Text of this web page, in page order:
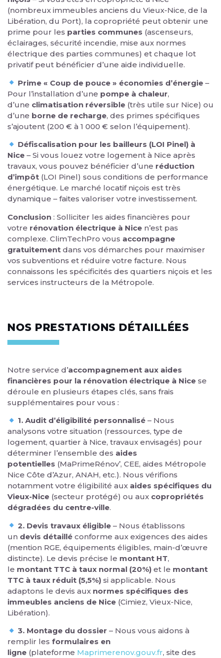
(nombreux immeubles anciens du Vieux-Nice, de la
Libération, du Port), la copropriété peut obtenir une
prime pour les parties communes (ascenseurs,
éclairages, sécurité incendie, mise aux normes
électrique des parties communes) et chaque lot
privatif peut bénéficier d’une aide individuelle.
Prime « Coup de pouce » économies d’énergie –
Pour l’installation d’une pompe à chaleur,
d’une climatisation réversible (très utile sur Nice) ou
d’une borne de recharge, des primes spécifiques
s’ajoutent (200 € à 1 000 € selon l’équipement).
Défiscalisation pour les bailleurs (LOI Pinel) à
Nice – Si vous louez votre logement à Nice après
travaux, vous pouvez bénéficier d’une réduction
d’impôt (LOI Pinel) sous conditions de performance
énergétique. Le marché locatif niçois est très
dynamique – faites valoriser votre investissement.
Conclusion : Solliciter les aides financières pour
votre rénovation électrique à Nice n’est pas
complexe. ClimTechPro vous accompagne
gratuitement dans vos démarches pour maximiser
vos subventions et réduire votre facture. Nous
connaissons les spécificités des quartiers niçois et les
services instructeurs de la Métropole.
NOS PRESTATIONS DÉTAILLÉES
Notre service d’accompagnement aux aides
financières pour la rénovation électrique à Nice se
déroule en plusieurs étapes clés, sans frais
supplémentaires pour vous :
1. Audit d’éligibilité personnalisé – Nous
analysons votre situation (ressources, type de
logement, quartier à Nice, travaux envisagés) pour
déterminer l’ensemble des aides
potentielles (MaPrimeRénov’, CEE, aides Métropole
Nice Côte d’Azur, ANAH, etc.). Nous vérifions
notamment votre éligibilité aux aides spécifiques du
Vieux-Nice (secteur protégé) ou aux copropriétés
dégradées du centre-ville.
2. Devis travaux éligible – Nous établissons
un devis détaillé conforme aux exigences des aides
(mention RGE, équipements éligibles, main-d’œuvre
distincte). Le devis précise le montant HT,
le montant TTC à taux normal (20%) et le montant
TTC à taux réduit (5,5%) si applicable. Nous
adaptons le devis aux normes spécifiques des
immeubles anciens de Nice (Cimiez, Vieux-Nice,
Libération).
3. Montage du dossier – Nous vous aidons à
remplir les formulaires en
ligne (plateforme Maprimerenov.gouv.fr, site des